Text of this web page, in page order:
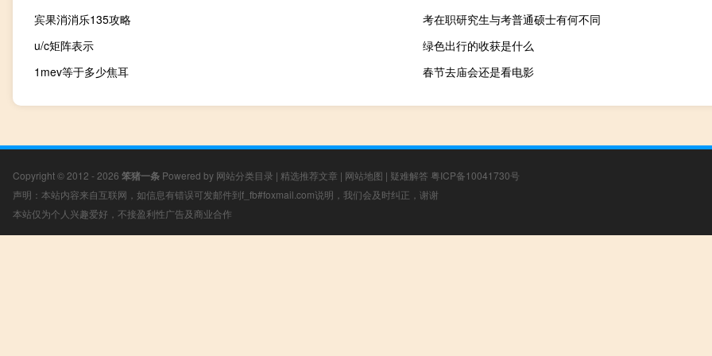
宾果消消乐135攻略
考在职研究生与考普通硕士有何不同
u/c矩阵表示
绿色出行的收获是什么
1mev等于多少焦耳
春节去庙会还是看电影
Copyright © 2012 - 2026 笨猪一条 Powered by 网站分类目录 | 精选推荐文章 | 网站地图 | 疑难解答 粤ICP备10041730号
声明：本站内容来自互联网，如信息有错误可发邮件到f_fb#foxmail.com说明，我们会及时纠正，谢谢
本站仅为个人兴趣爱好，不接盈利性广告及商业合作